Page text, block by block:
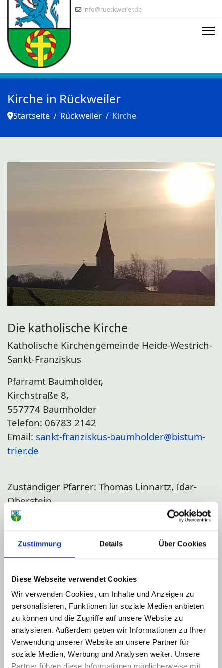
Zustimmung Details Über Cookies
Diese Webseite verwendet Cookies
Wir verwenden Cookies, um Inhalte und Anzeigen zu
personalisieren, Funktionen für soziale Medien anbieten
zu können und die Zugriffe auf unsere Website zu
analysieren. Außerdem geben wir Informationen zu Ihrer
Verwendung unserer Website an unsere Partner für
soziale Medien, Werbung und Analysen weiter. Unsere
Partner führen diese Informationen möglicherweise mit
info@rueckweiler.de
Kirche in Rückweiler
Startseite Rückweiler Kirche
Die katholische Kirche
Katholische Kirchengemeinde Heide-Westrich-
Sankt-Franziskus
Pfarramt Baumholder,
Kirchstraße 8,
557774 Baumholder
Telefon: 06783 2142
Email: sankt-franziskus-baumholder@bistum-
trier.de
Zuständiger Pfarrer: Thomas Linnartz, Idar-
Oberstein
Gemeindereferentin: Agnes Kutscher
Homepage:Pastoraler Raum Idar-Oberstein
Die evangelische Kirche
Die evangelische Kirchengemeinde Berschweiler ist für
die Betreuung von Rückweiler zuständig.
Kontakt:
Evangelische Kirchengemeinde,
Kirchstraße 12,